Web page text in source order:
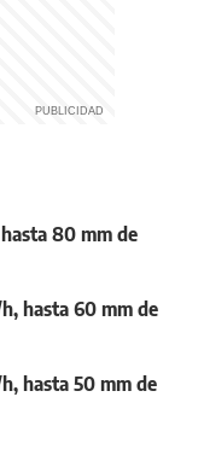
80 mm de
hasta 60 mm de
hasta 50 mm de